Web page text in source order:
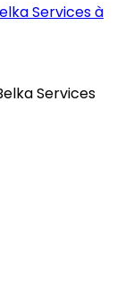
Services à
Services